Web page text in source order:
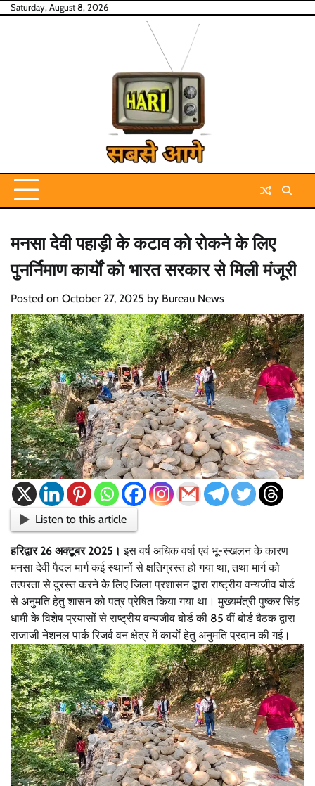
SkipSaturday, August 8, 2026
मनसा देवी पहाड़ी के कटाव को रोकने के लिए
पुनर्निमाण कार्याें को भारत सरकार से मिली मंजूरी
Posted on October 27, 2025 by Bureau News
Listen to this article
हरिद्वार 26 अक्टूबर 2025। इस वर्ष अधिक वर्षा एवं भू-स्खलन के कारण
मनसा देवी पैदल मार्ग कई स्थानों से क्षतिग्रस्त हो गया था, तथा मार्ग को
तत्परता से दुरस्त करने के लिए जिला प्रशासन द्वारा राष्ट्रीय वन्यजीव बोर्ड
से अनुमति हेतु शासन को पत्र प्रेषित किया गया था। मुख्यमंत्री पुष्कर सिंह
धामी के विशेष प्रयासों से राष्ट्रीय वन्यजीव बोर्ड की 85 वीं बोर्ड बैठक द्वारा
राजाजी नेशनल पार्क रिजर्व वन क्षेत्र में कार्यों हेतु अनुमति प्रदान की गई।